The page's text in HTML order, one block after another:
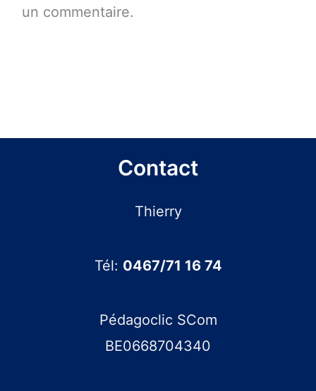
un commentaire.
Contact
Thierry
Tél: 0467/71 16 74
Pédagoclic SCom
BE0668704340